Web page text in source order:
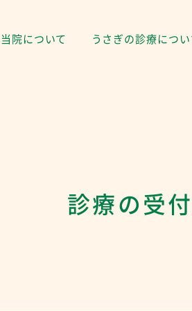
当院について うさぎの診療につ
診療の受